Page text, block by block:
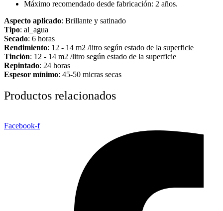
Máximo recomendado desde fabricación: 2 años.
Aspecto aplicado: Brillante y satinado
Tipo: al_agua
Secado: 6 horas
Rendimiento: 12 - 14 m2 /litro según estado de la superficie
Tinción: 12 - 14 m2 /litro según estado de la superficie
Repintado: 24 horas
Espesor mínimo: 45-50 micras secas
Productos relacionados
Facebook-f